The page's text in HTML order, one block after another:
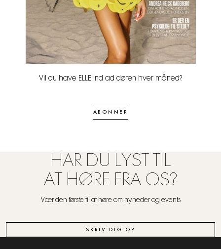
Vil du have ELLE ind ad døren hver måned?
ABONNER
HAR DU LYST TIL
AT HØRE FRA OS?
Vær den første til at høre om nyheder og events
SKRIV DIG OP